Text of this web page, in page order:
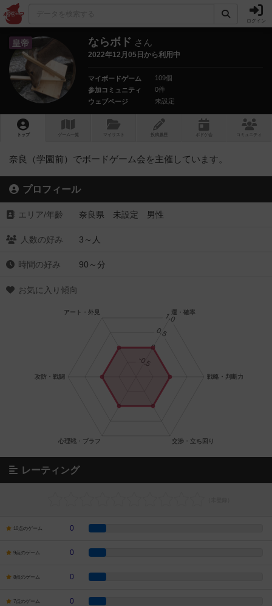
ログイン
皇帝 ならボド さん
2022年12月05日から利用中
マイボードゲーム
109個
参加コミュニティ
0件
ウェブページ
未設定
トップ ゲーム一覧 マイリスト 投稿履歴 ボ ドゲ コミュニティ
奈良（学園前）でボードゲーム会を主催しています。
プロフィール
エリア/年齡 奈良県 未設定 男性
人数の好み 3～人
時間の好み 90～分
お気に入り傾向
レーティング
10点のゲーム 0
9点のゲーム 0
8点のゲーム 0
7点のゲーム 0